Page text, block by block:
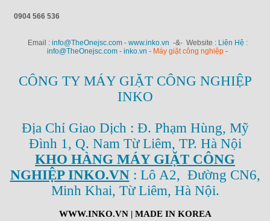
0904 566 536
Email : info@TheOnejsc.com - www.inko.vn -&- Website : Liên Hệ :
info@TheOnejsc.com - inko.vn - Máy giặt công nghiệp -
CÔNG TY MÁY GIẶT CÔNG NGHIỆP
INKO
Địa Chỉ Giao Dịch : Đ. Phạm Hùng, Mỹ
Đình 1, Q. Nam Từ Liêm, TP. Hà Nội
KHO HÀNG MÁY GIẶT CÔNG
NGHIỆP INKO.VN: Lô A2, Đường CN6,
Minh Khai, Từ Liêm, Hà Nội.
WWW.INKO.VN| MADE IN KOREA